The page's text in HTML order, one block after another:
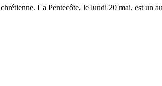
La Pentecôte, le lundi 20 mai, est un